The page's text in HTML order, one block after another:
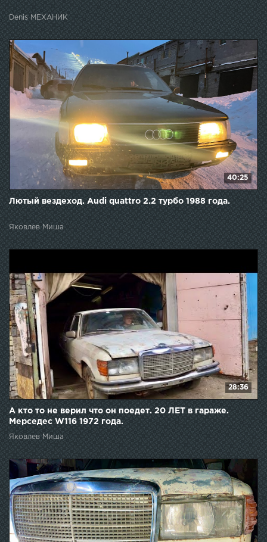
Denis МЕХАНИК
40:25
Лютый вездеход. Audi quattro 2.2 турбо 1988 года.
Яковлев Миша
28:36
А кто то не верил что он поедет. 20 ЛЕТ в гараже.
Мерседес W116 1972 года.
Яковлев Миша